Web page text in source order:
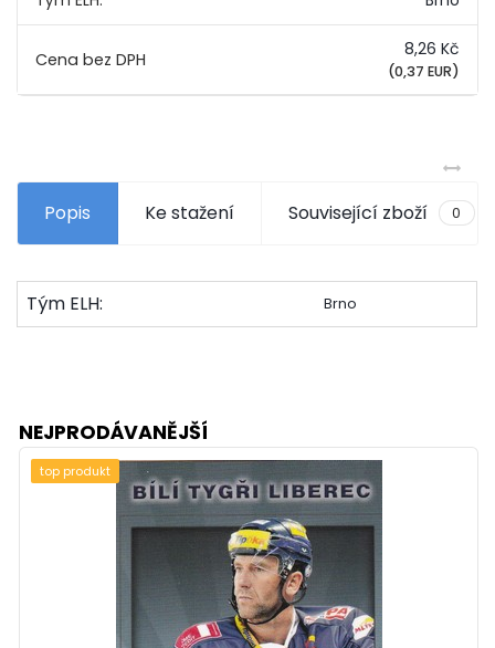
8,26 Kč
(0,37 EUR)
Popis Ke stažení Související zboží 0
Tým ELH: Brno
NEJPRODÁVANĚJŠÍ
top produkt